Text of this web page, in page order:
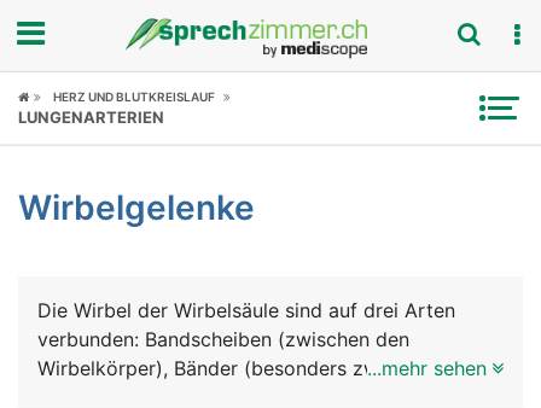
Fokus
Symptome
News
HERZ UND BLUTKREISLAUF
LUNGENARTERIEN
Wirbelgelenke
Die Wirbel der Wirbelsäule sind auf drei Arten
verbunden: Bandscheiben (zwischen den
Wirbelkörper), Bänder (besonders zwischen den
...mehr sehen